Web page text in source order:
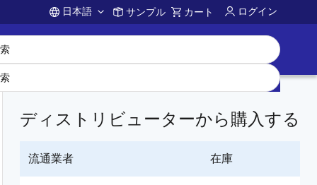
Account
日本語 サンプル カート ログイン
ディストリビューターから購入する
流通業者 在庫